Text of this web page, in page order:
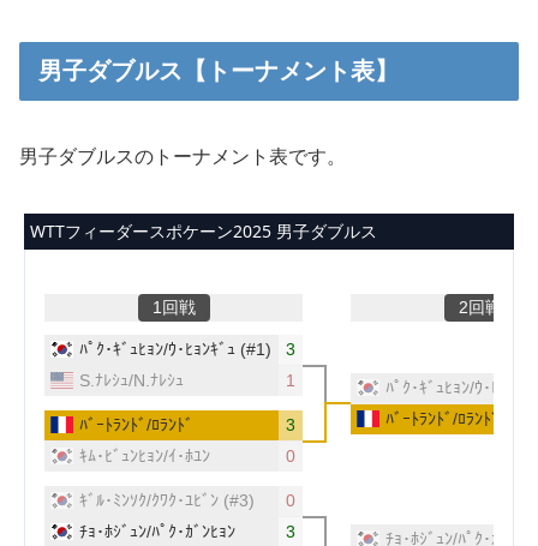
男子ダブルス【トーナメント表】
男子ダブルスのトーナメント表です。